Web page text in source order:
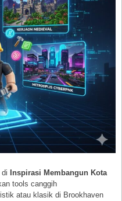
Inspirasi Membangun Kota
tools canggih
atau klasik di Brookhaven